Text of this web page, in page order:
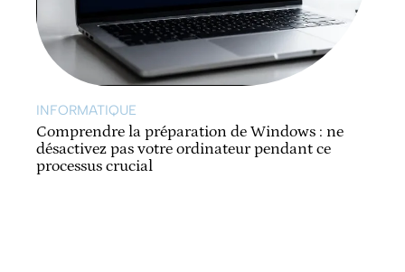
INFORMATIQUE
Comprendre la préparation de Windows : ne
désactivez pas votre ordinateur pendant ce
processus crucial